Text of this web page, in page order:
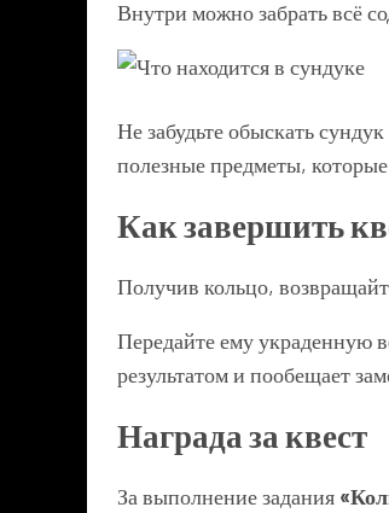
Внутри можно забрать всё
Не забудьте обыскать
полезные предметы,
Как завершить
Получив кольцо,
Передайте ему украденную
результатом и пообещает
Награда за квест
За выполнение задания